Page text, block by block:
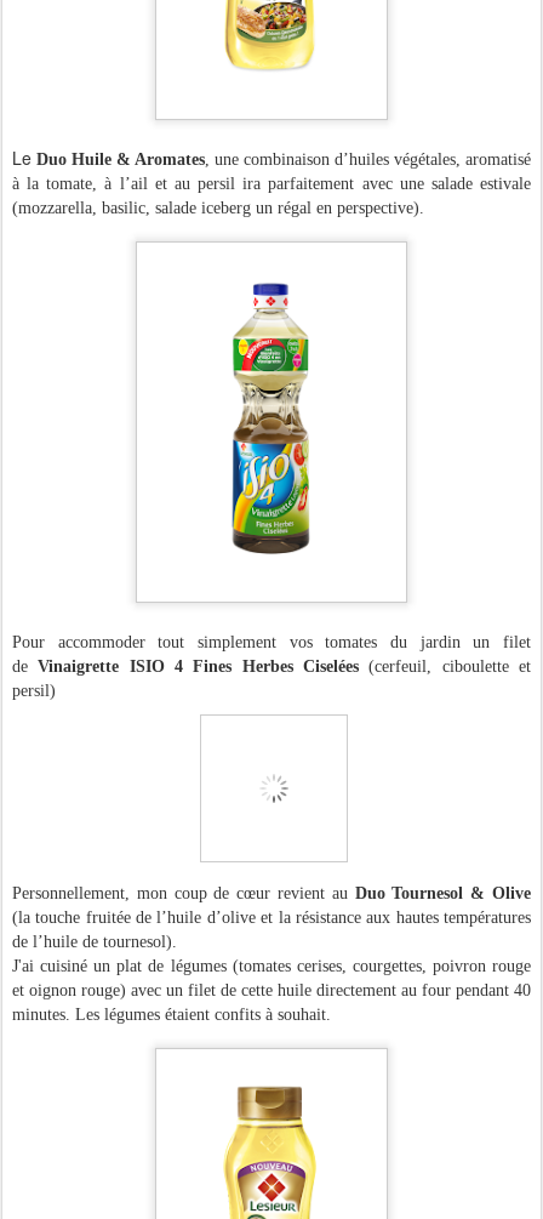
Le Duo Huile & Aromates , une combinaison d’huiles végétales, aromatisé
à la tomate, à l’ail et au persil ira parfaitement avec une salade estivale
(mozzarella, basilic, salade iceberg un régal en perspective).
Pour accommoder tout simplement vos tomates du jardin un filet
deVinaigrette ISIO 4 Fines Herbes Ciselées (cerfeuil, ciboulette et
persil)
Personnellement, mon coup de cœur revient au Duo Tournesol & Olive
(la touche fruitée de l’huile d’olive et la résistance aux hautes températures
de l’huile de tournesol).
J'ai cuisiné un plat de légumes (tomates cerises, courgettes, poivron rouge
et oignon rouge) avec un filet de cette huile directement au four pendant 40
minutes. Les légumes étaient confits à souhait.